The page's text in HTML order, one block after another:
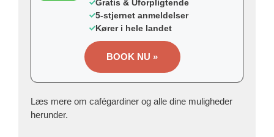
Gratis & Uforpligtende
5-stjernet anmeldelser
Kører i hele landet
BOOK NU »
Læs mere om cafégardiner og alle dine muligheder
herunder.